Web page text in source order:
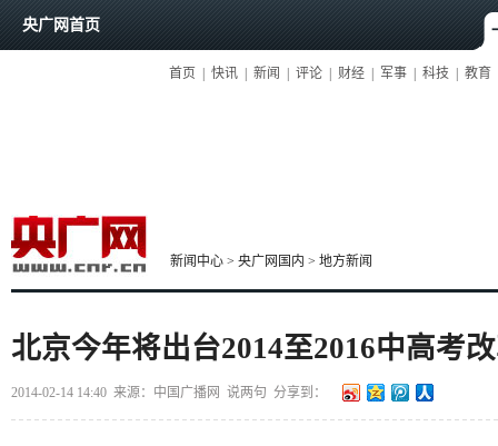
央广网首页
首页 快讯 新闻 评论 财经 军事 科技 教育
新闻中心 > 央广网国内 > 地方新闻
北京今年将出台2014至2016中高考
2014-02-14 14:40 来源：中国广播网 说两句 分享到：